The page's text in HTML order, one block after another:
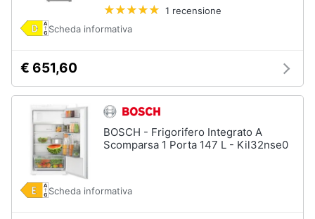
1 recensione
Scheda informativa
€ 651,60
BOSCH - Frigorifero Integrato A
Scomparsa 1 Porta 147 L - Kil32nse0
Scheda informativa